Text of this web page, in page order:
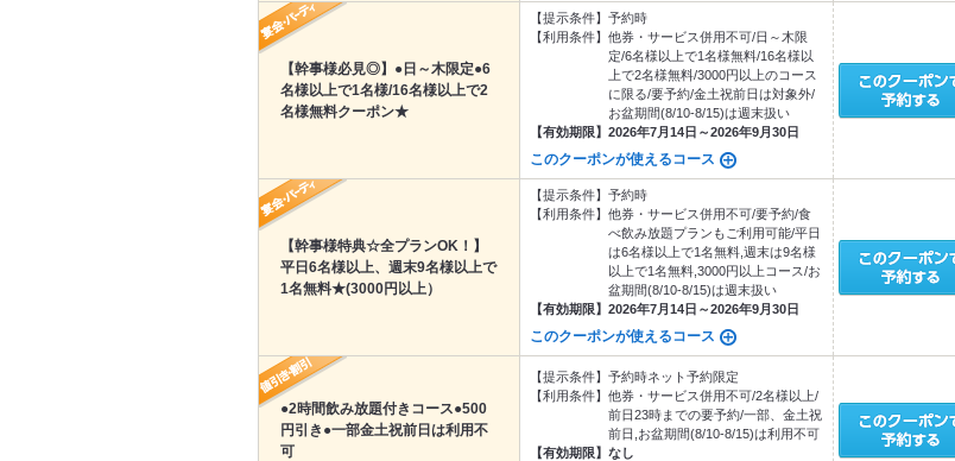
【幹事様必見◎】●日～木限定●6
名様以上で1名様/16名様以上で2
名様無料クーポン★
【提示条件】 予約時
【利用条件】 他券・サービス併用不可/日～木限
定/6名様以上で1名様無料/16名様以
上で2名様無料/3000円以上のコース
に限る/要予約/金土祝前日は対象外/
お盆期間(8/10-8/15)は週末扱い
【有効期限】 2026年7月14日～2026年9月30日
このクーポンが使えるコース
【幹事様特典☆全プランOK！】
平日6名様以上、週末9名様以上で
1名無料★(3000円以上）
【提示条件】 予約時
【利用条件】 他券・サービス併用不可/要予約/食
べ飲み放題プランもご利用可能/平日
は6名様以上で1名無料,週末は9名様
以上で1名無料,3000円以上コース/お
盆期間(8/10-8/15)は週末扱い
【有効期限】 2026年7月14日～2026年9月30日
このクーポンが使えるコース
●2時間飲み放題付きコース●500
円引き●一部金土祝前日は利用不
可
【提示条件】 予約時ネット予約限定
【利用条件】 他券・サービス併用不可/2名様以上/
前日23時までの要予約/一部、金土祝
前日,お盆期間(8/10-8/15)は利用不可
【有効期限】 なし